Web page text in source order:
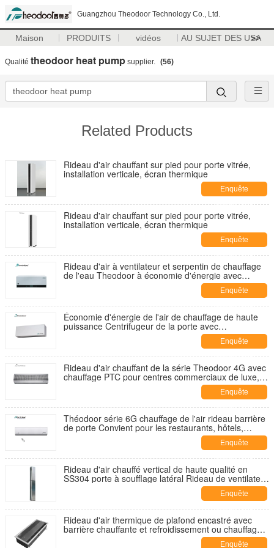
Guangzhou Theodoor Technology Co., Ltd.
Maison PRODUITS vidéos AU SUJET DES USA
>>
Qualité theodoor heat pump supplier. (56)
Related Products
Rideau d'air chauffant sur pied pour porte vitrée,
installation verticale, écran thermique
Enquête
maintenant
Rideau d'air chauffant sur pied pour porte vitrée,
installation verticale, écran thermique
Enquête
maintenant
Rideau d'air à ventilateur et serpentin de chauffage
de l'eau Theodoor à économie d'énergie avec
Enquête
maintenant
Économie d'énergie de l'air de chauffage de haute
puissance Centrifugeur de la porte avec
Enquête
maintenant
Rideau d'air chauffant de la série Theodoor 4G avec
chauffage PTC pour centres commerciaux de luxe,
Enquête
maintenant
Théodoor série 6G chauffage de l'air rideau barrière
de porte Convient pour les restaurants, hôtels,
Enquête
maintenant
Rideau d'air chauffé vertical de haute qualité en
SS304 porte à soufflage latéral Rideau de ventilateur
Enquête
maintenant
Rideau d'air thermique de plafond encastré avec
barrière chauffante et refroidissement ou chauffage
Enquête